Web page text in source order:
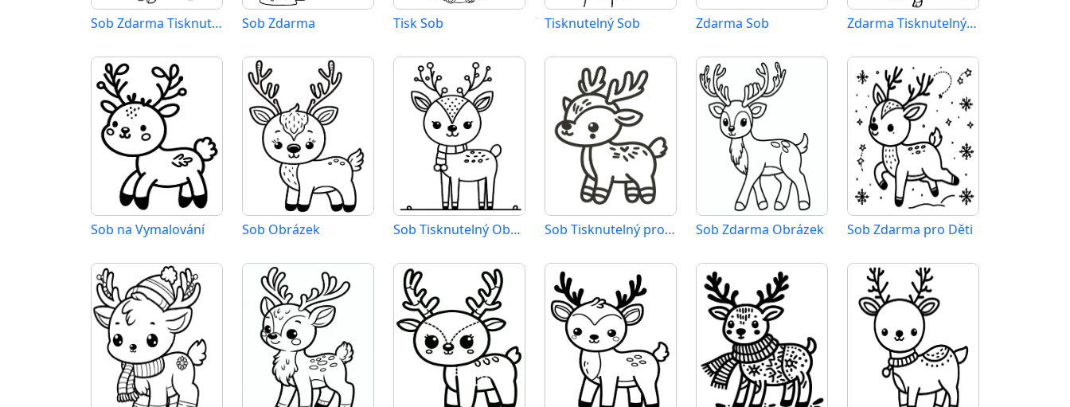
Sob Zdarma Tisknutelný Sob Zdarma Tisk Sob Tisknutelný Sob Zdarma Sob Zdarma Tisknutelný Sob
Sob na Vymalování Sob Obrázek Sob Tisknutelný Obrázek Sob Tisknutelný pro Děti Sob Zdarma Obrázek Sob Zdarma pro Děti